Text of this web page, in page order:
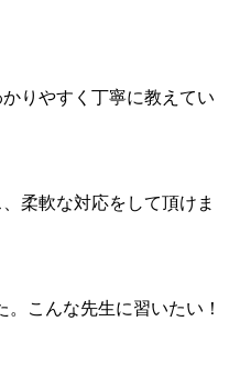
りやすく丁寧に教えてい
柔軟な対応をして頂けま
こんな先生に習いたい！